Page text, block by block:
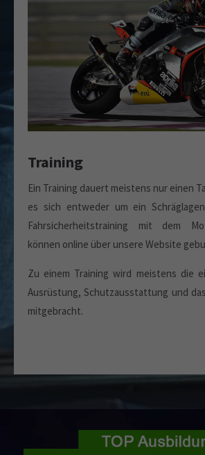
Training
Ein Training dauert meistens nur einen
es sich entweder um ein
Fahrsicherheitstraining mit dem
können online über unsere Website
Zu einem Training wird meistens die
Ausrüstung, Schutzausstattung und
mitgebracht.